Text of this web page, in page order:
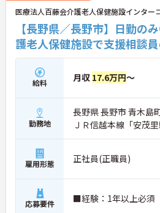
医療法人百藤会介護老人保健施設インター
【長野県／長野市】日勤
護老人保健施設で支援相談員
給料 月収 17.6万円～
勤務地
長野県 長野市 青木島
ＪＲ信越本線「安茂
雇用形態 正社員(正職員)
応募要件 ■経験：1年以上必須